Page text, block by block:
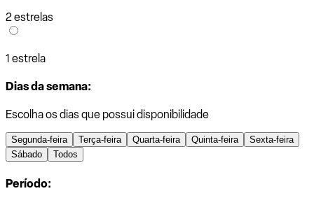
2 estrelas
1 estrela
Dias da semana:
Escolha os dias que possui disponibilidade
Segunda-feira Terça-feira Quarta-feira Quinta-feira
Sexta-feira
Sábado
Todos
Período: